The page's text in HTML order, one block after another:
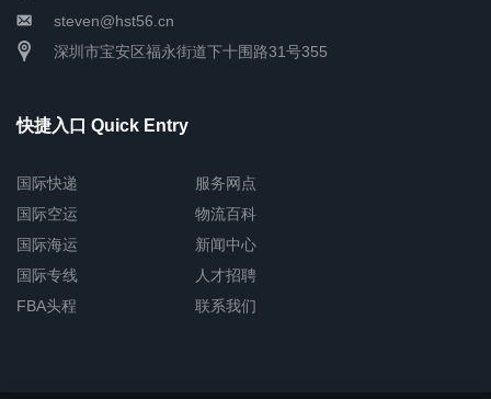
steven@hst56.cn
深圳市宝安区福永街道下十围路31号355
快捷入口 Quick Entry
国际快递
国际空运
国际海运
国际专线
FBA头程
服务网点
物流百科
新闻中心
人才招聘
联系我们